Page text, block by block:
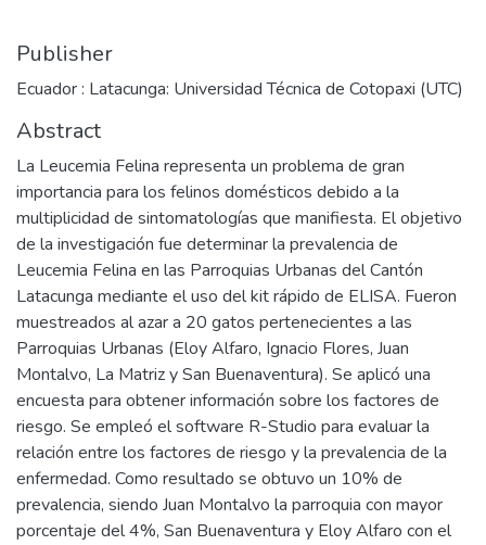
Publisher
Ecuador : Latacunga: Universidad Técnica de Cotopaxi (UTC)
Abstract
La Leucemia Felina representa un problema de gran
importancia para los felinos domésticos debido a la
multiplicidad de sintomatologías que manifiesta. El objetivo
de la investigación fue determinar la prevalencia de
Leucemia Felina en las Parroquias Urbanas del Cantón
Latacunga mediante el uso del kit rápido de ELISA. Fueron
muestreados al azar a 20 gatos pertenecientes a las
Parroquias Urbanas (Eloy Alfaro, Ignacio Flores, Juan
Montalvo, La Matriz y San Buenaventura). Se aplicó una
encuesta para obtener información sobre los factores de
riesgo. Se empleó el software R-Studio para evaluar la
relación entre los factores de riesgo y la prevalencia de la
enfermedad. Como resultado se obtuvo un 10% de
prevalencia, siendo Juan Montalvo la parroquia con mayor
porcentaje del 4%, San Buenaventura y Eloy Alfaro con el